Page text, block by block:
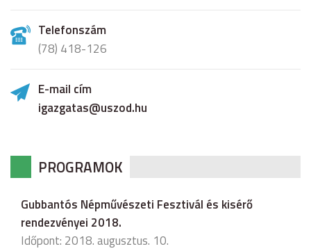
Telefonszám
(78) 418-126
E-mail cím
igazgatas@uszod.hu
PROGRAMOK
Gubbantós Népművészeti Fesztivál és kisérő
rendezvényei 2018.
Időpont: 2018. augusztus. 10.